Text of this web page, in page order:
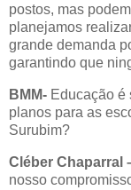
postos, mas
planejamos
grande demanda
garantindo que
BMM- Educação é
planos para as
Surubim?
Cléber Chaparral
nosso